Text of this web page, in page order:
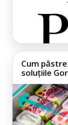
Cum
soluțiile